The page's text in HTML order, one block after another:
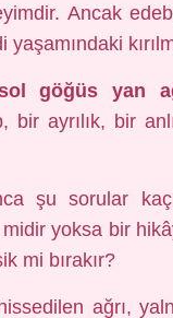
Ancak
göğüs yan
bir ayrılık, bir
şu sorular
midir yoksa bir
mi bırakır?
ağrı,